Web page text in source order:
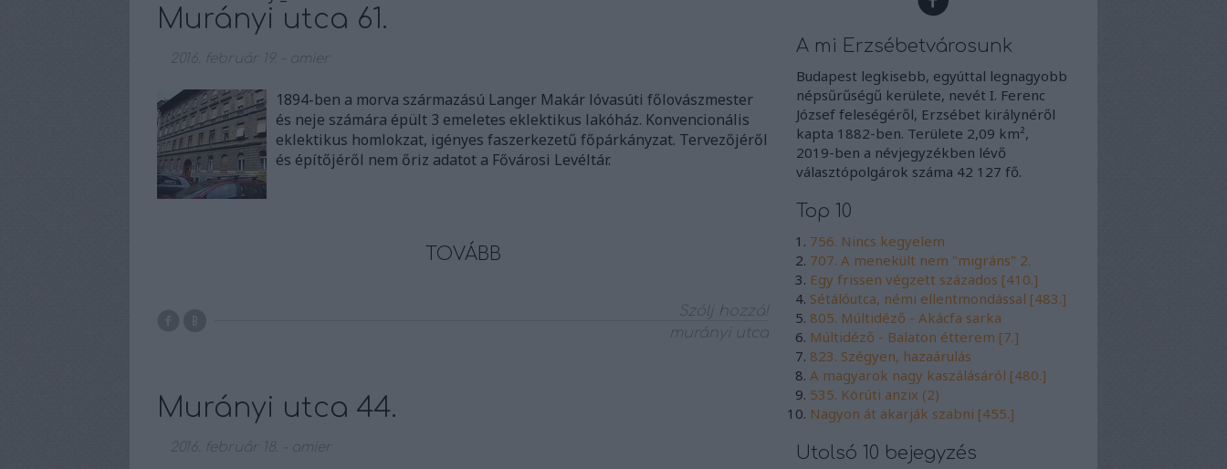
Murányi utca 61.
2016. február 19. amier
1894-ben a morva származású Langer Makár lóvasúti főlovászmester
és neje számára épült 3 emeletes eklektikus lakóház. Konvencionális
eklektikus homlokzat, igényes faszerkezetű főpárkányzat. Tervezőjéről
és építőjéről nem őriz adatot a Fővárosi Levéltár.
TOVÁBB
Szólj hozzá!
murányi utca
Murányi utca 44.
2016. február 18. amier
A mi Erzsébetvárosunk
Budapest legkisebb, egyúttal legnagyobb
népsűrűségű kerülete, nevét I. Ferenc
József feleségéről, Erzsébet királynéről
kapta 1882-ben. Területe 2,09 km²,
2019-ben a névjegyzékben lévő
választópolgárok száma 42 127 fő.
Top 10
756. Nincs kegyelem
707. A menekült nem "migráns" 2.
Egy frissen végzett százados [410.]
Sétálóutca, némi ellentmondással [483.]
805. Múltidéző - Akácfa sarka
Múltidéző - Balaton étterem [7.]
823. Szégyen, hazaárulás
A magyarok nagy kaszálásáról [480.]
535. Körúti anzix (2)
Nagyon át akarják szabni [455.]
Utolsó 10 bejegyzés